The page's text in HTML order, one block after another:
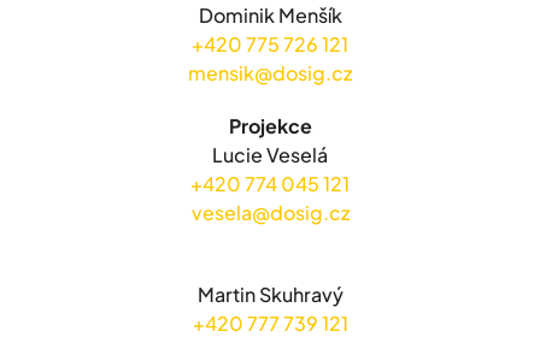
Dominik Menšík
+420 775 726 121
mensik@dosig.cz
Projekce
Lucie Veselá
+420 774 045 121
vesela@dosig.cz
Martin Skuhravý
+420 777 739 121